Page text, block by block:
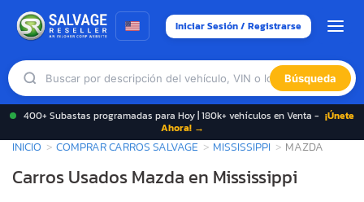
Iniciar Sesión / Registrarse
Búsqueda
400+ Subastas programadas para Hoy | 180k+ vehículos en Venta - ¡Únete
Ahora! →
INICIO COMPRAR CARROS SALVAGE MISSISSIPPI MAZDA
Carros Usados Mazda en Mississippi